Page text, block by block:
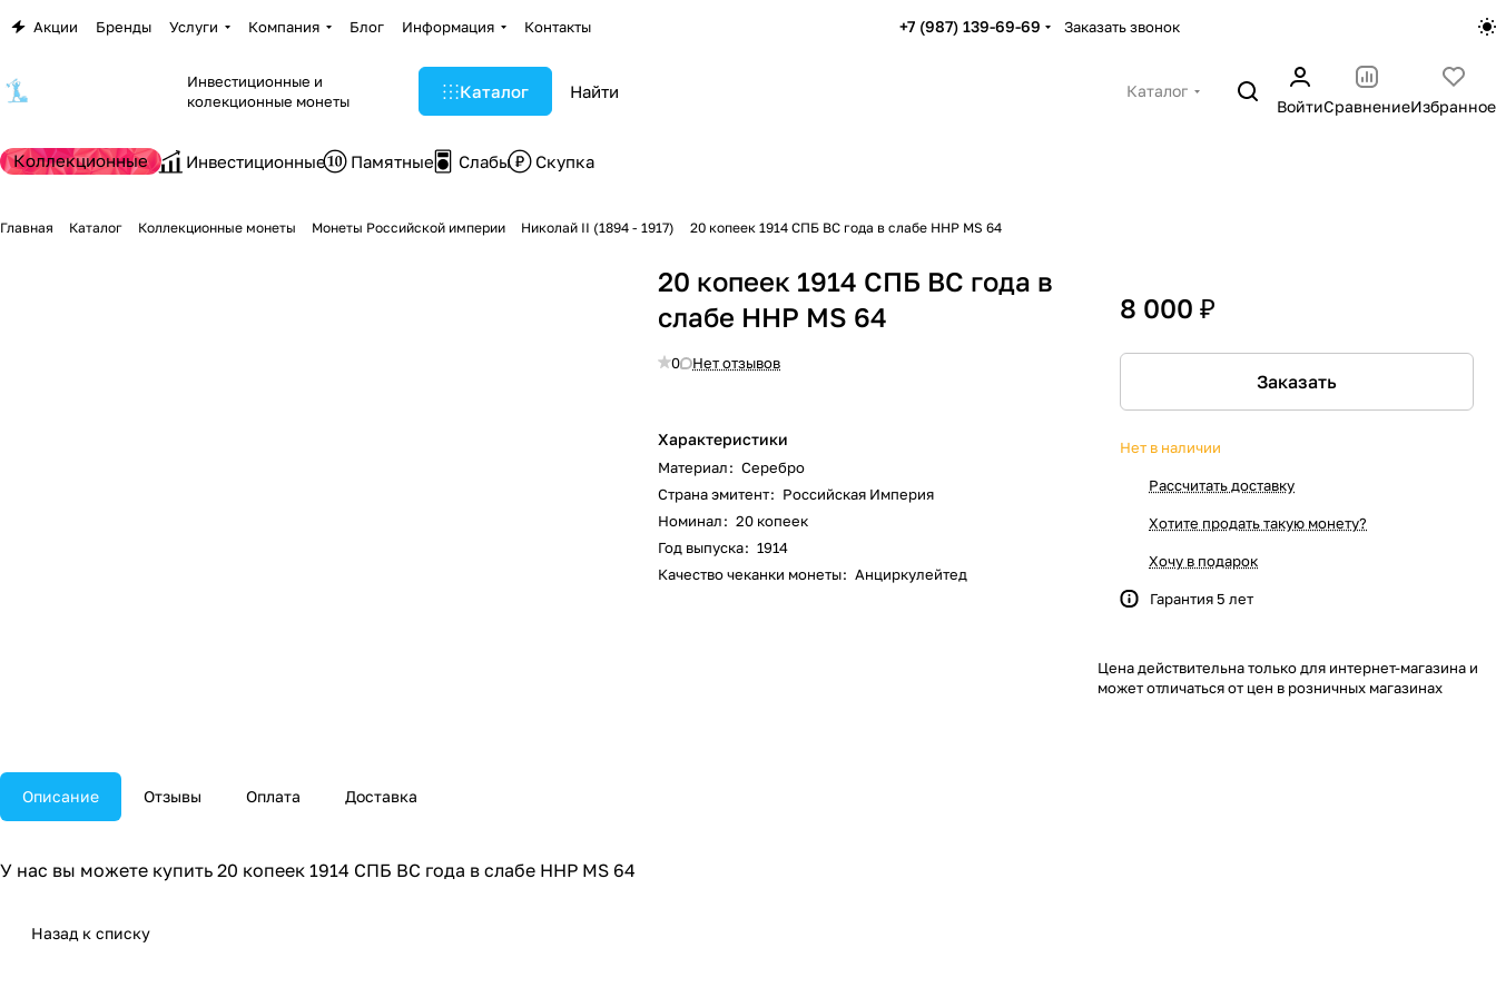
Акции Бренды Услуги Компания Блог Информация Контакты +7 (987) 139-69-69 Заказать звонок
Инвестиционные и
колекционные монеты
Каталог
Каталог
ВойтиСравнениеИзбранное
Коллекционные Инвестиционные Памятные Слабы Скупка
Главная Каталог Коллекционные монеты Монеты Российской империи Николай II (1894 - 1917) 20 копеек 1914 СПБ ВС года в слабе ННР MS 64
20 копеек 1914 СПБ ВС года в
слабе ННР MS 64
0 Нет отзывов
Характеристики
Материал: Серебро
Страна эмитент: Российская Империя
Номинал: 20 копеек
Год выпуска: 1914
Качество чеканки монеты: Анциркулейтед
8 000 ₽
Заказать
Нет в наличии
Рассчитать доставку
Хотите продать такую монету?
Хочу в подарок
Гарантия 5 лет
Цена действительна только для интернет-магазина и
может отличаться от цен в розничных магазинах
Описание Отзывы Оплата Доставка
У нас вы можете купить 20 копеек 1914 СПБ ВС года в слабе ННР MS 64
Назад к списку